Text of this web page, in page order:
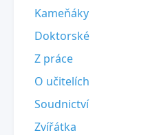
Kameňáky
Doktorské
Z práce
O učitelích
Soudnictví
Zvířátka